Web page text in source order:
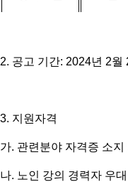
2. 공고 기간: 2024년 2월
3. 지원자격
가. 관련분야 자격증 소지
나. 노인 강의 경력자 우대